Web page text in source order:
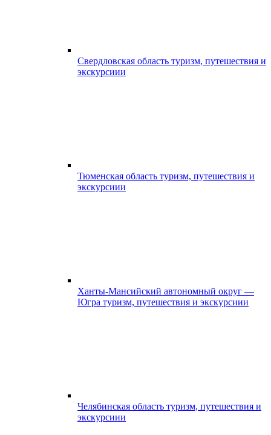
Свердловская область туризм, путешествия и
экскурсиии
Тюменская область туризм, путешествия и
экскурсиии
Ханты-Мансийский автономный округ —
Югра туризм, путешествия и экскурсиии
Челябинская область туризм, путешествия и
экскурсиии